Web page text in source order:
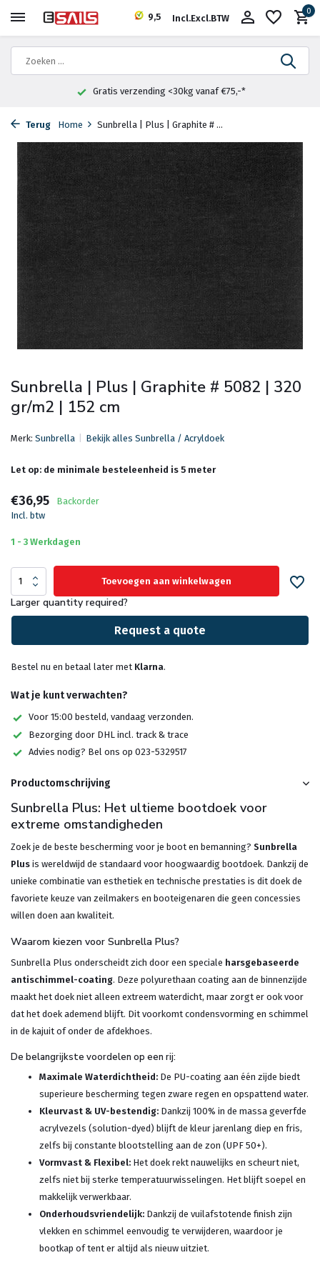
9,5 Incl.Excl.BTW
0
Gratis verzending <30kg vanaf €75,-*
Terug Home Sunbrella | Plus | Graphite # ...
Sunbrella | Plus | Graphite # 5082 | 320
gr/m2 | 152 cm
Merk: Sunbrella Bekijk alles Sunbrella / Acryldoek
Let op: de minimale besteleenheid is 5 meter
€36,95
Backorder
Incl. btw
1 - 3 Werkdagen
Toevoegen aan winkelwagen
Larger quantity required?
Request a quote
Bestel nu en betaal later met Klarna.
Wat je kunt verwachten?
Voor 15:00 besteld, vandaag verzonden.
Bezorging door DHL incl. track & trace
Advies nodig? Bel ons op 023-5329517
Productomschrijving
Sunbrella Plus: Het ultieme bootdoek voor
extreme omstandigheden
Zoek je de beste bescherming voor je boot en bemanning? Sunbrella
Plus is wereldwijd de standaard voor hoogwaardig bootdoek. Dankzij de
unieke combinatie van esthetiek en technische prestaties is dit doek de
favoriete keuze van zeilmakers en booteigenaren die geen concessies
willen doen aan kwaliteit.
Waarom kiezen voor Sunbrella Plus?
Sunbrella Plus onderscheidt zich door een speciale harsgebaseerde
antischimmel-coating. Deze polyurethaan coating aan de binnenzijde
maakt het doek niet alleen extreem waterdicht, maar zorgt er ook voor
dat het doek ademend blijft. Dit voorkomt condensvorming en schimmel
in de kajuit of onder de afdekhoes.
De belangrijkste voordelen op een rij:
Maximale Waterdichtheid: De PU-coating aan één zijde biedt
superieure bescherming tegen zware regen en opspattend water.
Kleurvast & UV-bestendig: Dankzij 100% in de massa geverfde
acrylvezels (solution-dyed) blijft de kleur jarenlang diep en fris,
zelfs bij constante blootstelling aan de zon (UPF 50+).
Vormvast & Flexibel: Het doek rekt nauwelijks en scheurt niet,
zelfs niet bij sterke temperatuurwisselingen. Het blijft soepel en
makkelijk verwerkbaar.
Onderhoudsvriendelijk: Dankzij de vuilafstotende finish zijn
vlekken en schimmel eenvoudig te verwijderen, waardoor je
bootkap of tent er altijd als nieuw uitziet.